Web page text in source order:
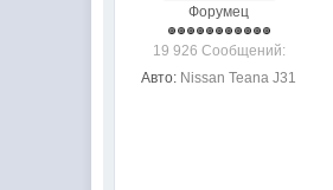
Форумец
19 926 Сообщений:
Авто: Nissan Teana J31